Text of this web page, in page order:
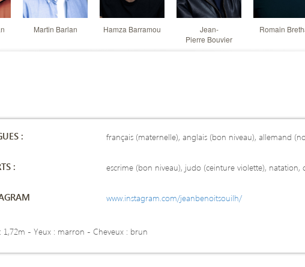
Martin Barlan Hamza Barramou
Jean-
Pierre Bouvier
Romain
: français (maternelle), anglais (bon niveau), allemand
: escrime (bon niveau), judo (ceinture violette), natation,
www.instagram.com/jeanbenoitsouilh/
1,72m - Yeux : marron - Cheveux : brun